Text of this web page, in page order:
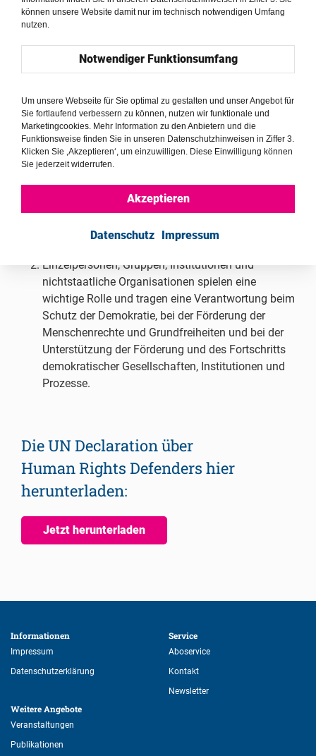
Die UN Declaration über
Human Rights Defenders hier
herunterladen:
Jetzt herunterladen
an der Gestaltung der öffentlichen Angelegenheiten
Gemeinschaft mit anderen, an friedlichen Aktivitäten
gegen Verletzungen der Menschenrechte und
Grundfreiheiten teilzunehmen.
Artikel 18
Jeder Mensch hat Verpflichtungen gegenüber und
innerhalb der Gemeinschaft, in der allein die freie
und volle Entfaltung seiner Persönlichkeit möglich
Einzelpersonen, Gruppen, Institutionen und
nichtstaatliche Organisationen spielen eine
wichtige Rolle und tragen eine Verantwortung beim
Schutz der Demokratie, bei der Förderung der
Menschenrechte und Grundfreiheiten und bei der
Unterstützung der Förderung und des Fortschritts
demokratischer Gesellschaften, Institutionen und
Prozesse.
Informationen
Impressum
Datenschutzerklärung
Weitere Angebote
Veranstaltungen
Publikationen
Service
Aboservice
Kontakt
Newsletter
können unsere Website damit nur im technisch notwendigen Umfang
nutzen.
Notwendiger Funktionsumfang
Um unsere Webseite für Sie optimal zu gestalten und unser Angebot für
Sie fortlaufend verbessern zu können, nutzen wir funktionale und
Marketingcookies. Mehr Information zu den Anbietern und die
Funktionsweise finden Sie in unseren Datenschutzhinweisen in Ziffer 3.
Klicken Sie ‚Akzeptieren‘, um einzuwilligen. Diese Einwilligung können
Sie jederzeit widerrufen.
Akzeptieren
Datenschutz Impressum